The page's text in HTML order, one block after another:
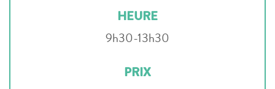
HEURE
9h30-13h30
PRIX